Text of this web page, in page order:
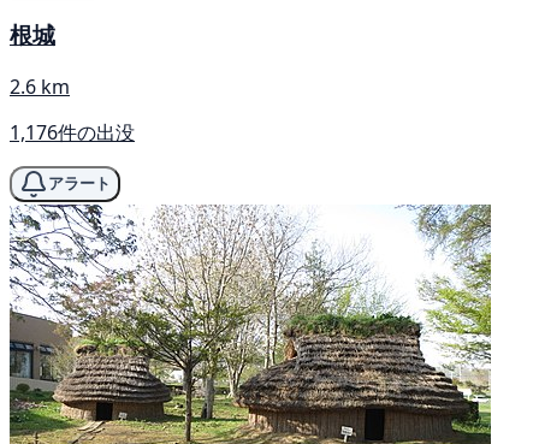
根城
2.6 km
1,176件の出没
アラート